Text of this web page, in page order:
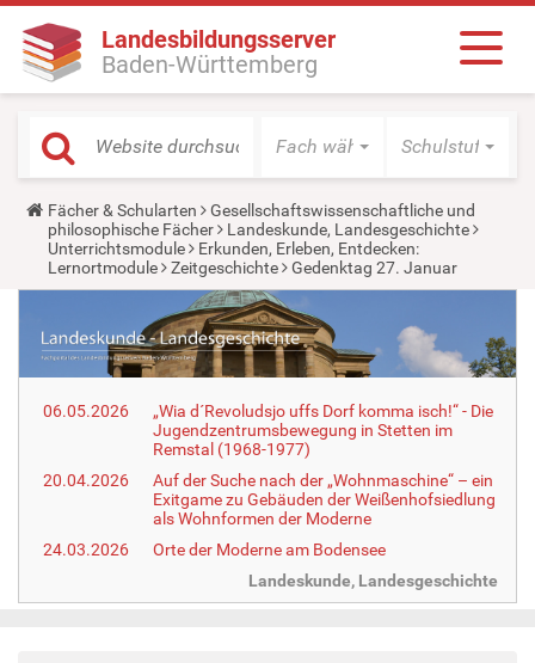
Landesbildungsserver
Baden-Württemberg
Fach wählen Schulstufe
Y
o
u
a
r
e
r
e
Fächer & Schularten
Gesellschaftswissenschaftliche und
philosophische Fächer
Landeskunde, Landesgeschichte
Unterrichtsmodule
Erkunden, Erleben, Entdecken:
Lernortmodule
Zeitgeschichte Gedenktag 27. Januar
06.05.2026
„Wia d´Revoludsjo uffs Dorf komma isch!“ - Die
Jugendzentrumsbewegung in Stetten im
Remstal (1968-1977)
20.04.2026
Auf der Suche nach der „Wohnmaschine“ – ein
Exitgame zu Gebäuden der Weißenhofsiedlung
als Wohnformen der Moderne
24.03.2026
Orte der Moderne am Bodensee
Landeskunde, Landesgeschichte